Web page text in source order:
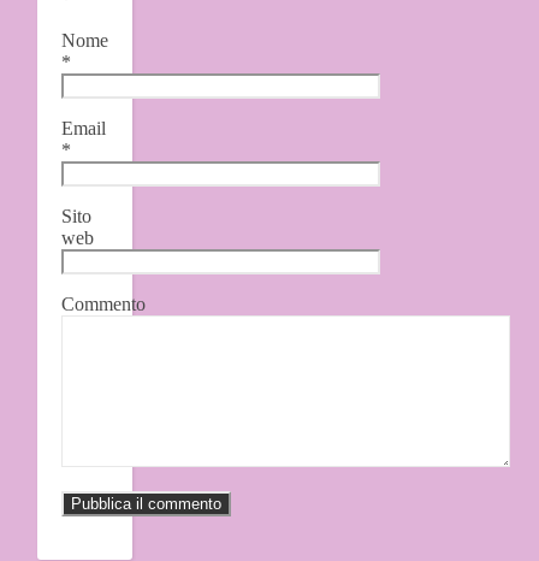
Nome
*
Email
*
Sito
web
Commento